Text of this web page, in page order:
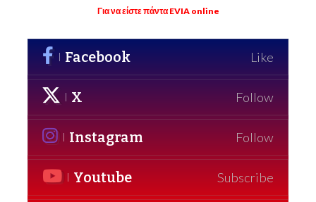
Για να είστε πάντα EVIA online
Facebook Like
X Follow
Instagram Follow
Youtube Subscribe